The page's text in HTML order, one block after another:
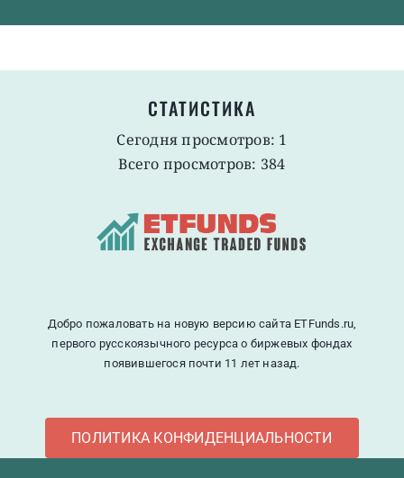
СТАТИСТИКА
Сегодня просмотров: 1
Всего просмотров: 384
Добро пожаловать на новую версию сайта ETFunds.ru,
первого русскоязычного ресурса о биржевых фондах
появившегося почти 11 лет назад.
ПОЛИТИКА КОНФИДЕНЦИАЛЬНОСТИ